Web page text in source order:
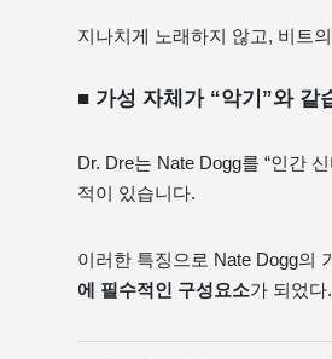
지나치게 노래하지 않고, 비트
■ 가성 자체가 “악기”와 같
Dr. Dre는 Nate Dogg를 “인간
적이 있습니다.
이러한 특징으로 Nate Dogg의
에 필수적인 구성요소가 되었다.